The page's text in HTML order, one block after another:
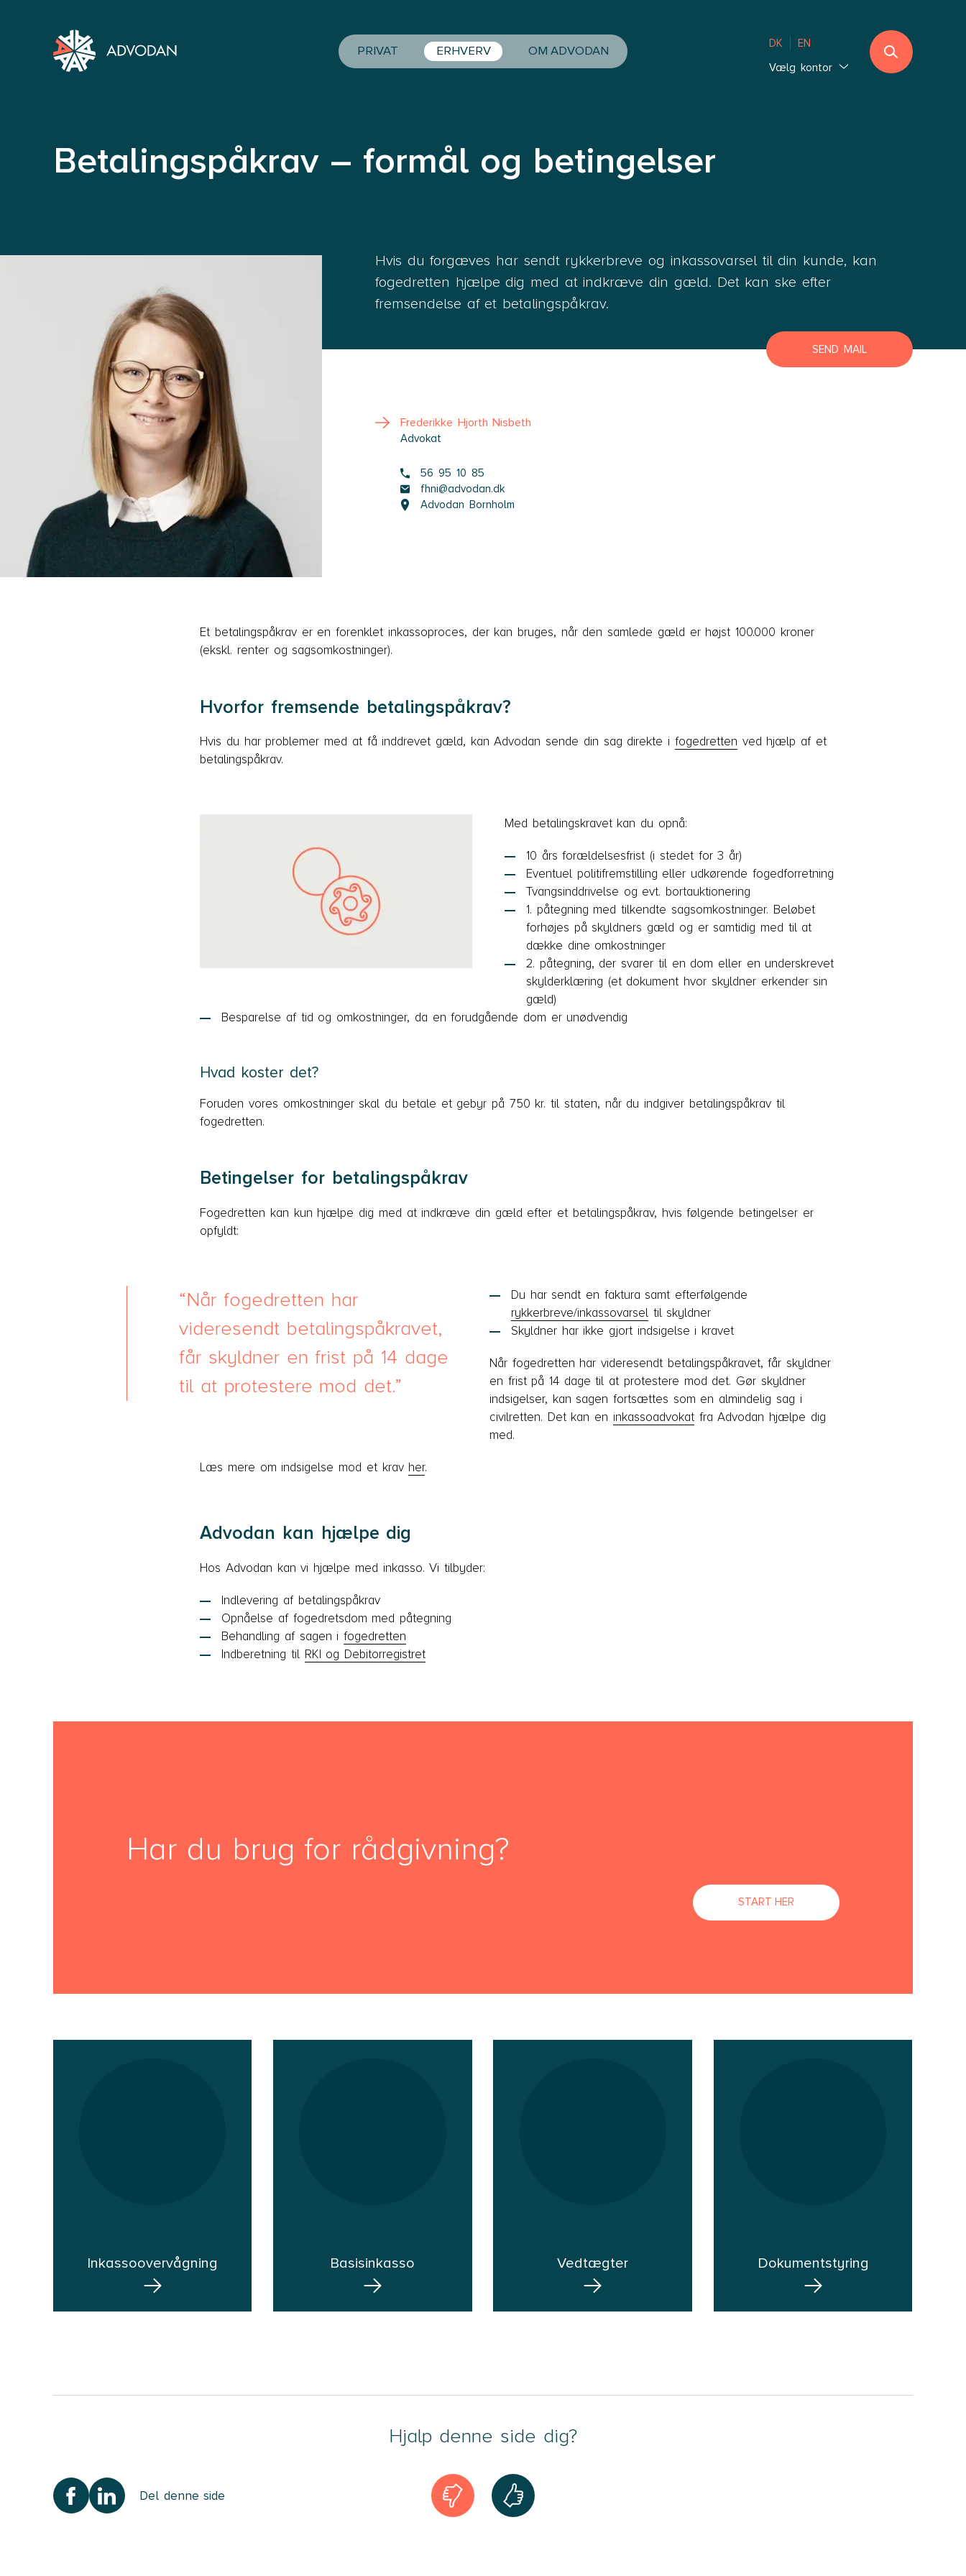
DK
EN
Vælg kontor
Glostrup København
Holbæk København
Lyngby Helsingør
PRIVAT ERHVERV OM ADVODAN
Betalingspåkrav – formål og betingelser
Hvis du forgæves har sendt rykkerbreve og inkassovarsel til din kunde, kan
fogedretten hjælpe dig med at indkræve din gæld. Det kan ske efter
fremsendelse af et betalingspåkrav.
SEND MAIL
Frederikke Hjorth Nisbeth
Advokat
56 95 10 85
fhni@advodan.dk
Advodan Bornholm
Et betalingspåkrav er en forenklet inkassoproces, der kan bruges, når den samlede gæld er højst 100.000 kroner
(ekskl. renter og sagsomkostninger).
Hvorfor fremsende betalingspåkrav?
Hvis du har problemer med at få inddrevet gæld, kan Advodan sende din sag direkte i fogedretten ved hjælp af et
betalingspåkrav.
Med betalingskravet kan du opnå:
10 års forældelsesfrist (i stedet for 3 år)
Eventuel politifremstilling eller udkørende fogedforretning
Tvangsinddrivelse og evt. bortauktionering
1. påtegning med tilkendte sagsomkostninger. Beløbet
forhøjes på skyldners gæld og er samtidig med til at
dække dine omkostninger
2. påtegning, der svarer til en dom eller en underskrevet
skylderklæring (et dokument hvor skyldner erkender sin
gæld)
Besparelse af tid og omkostninger, da en forudgående dom er unødvendig
Hvad koster det?
Foruden vores omkostninger skal du betale et gebyr på 750 kr. til staten, når du indgiver betalingspåkrav til
fogedretten.
Betingelser for betalingspåkrav
Fogedretten kan kun hjælpe dig med at indkræve din gæld efter et betalingspåkrav, hvis følgende betingelser er
opfyldt:
Når fogedretten har
videresendt betalingspåkravet,
får skyldner en frist på 14 dage
til at protestere mod det.
Du har sendt en faktura samt efterfølgende
rykkerbreve/inkassovarseltil skyldner
Skyldner har ikke gjort indsigelse i kravet
Når fogedretten har videresendt betalingspåkravet, får skyldner
en frist på 14 dage til at protestere mod det. Gør skyldner
indsigelser, kan sagen fortsættes som en almindelig sag i
civilretten. Det kan en inkassoadvokatfra Advodan hjælpe dig
med.
Læs mere om indsigelse mod et krav her.
Advodan kan hjælpe dig
Hos Advodan kan vi hjælpe med inkasso. Vi tilbyder:
Indlevering af betalingspåkrav
Opnåelse af fogedretsdom med påtegning
Behandling af sagen ifogedretten
Indberetning til RKI og Debitorregistret
Har du brug for rådgivning?
START HER
Inkassoovervågning Basisinkasso Vedtægter Dokumentstyring
Hjalp denne side dig?
Del denne side